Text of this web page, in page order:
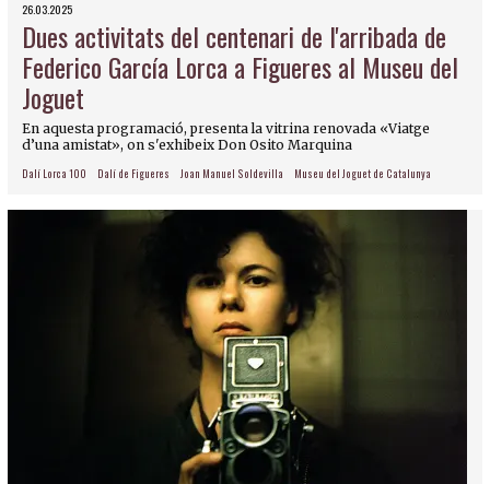
26.03.2025
Dues activitats del centenari de l'arribada de
Federico García Lorca a Figueres al Museu del
Joguet
En aquesta programació, presenta la vitrina renovada «Viatge
d’una amistat», on s'exhibeix Don Osito Marquina
Dalí Lorca 100 Dalí de Figueres Joan Manuel Soldevilla Museu del Joguet de Catalunya